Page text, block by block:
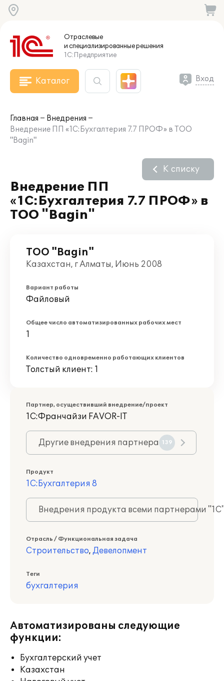
Отраслевые
и специализированныерешения
1С:Предприятие
Каталог Вход
Главная
Внедрения
Внедрение ПП «1С:Бухгалтерия 7.7 ПРОФ» в ТОО
"Bagin"
Внедрение ПП
«1С:Бухгалтерия 7.7 ПРОФ» в
ТОО "Bagin"
К списку
ТОО "Bagin"
Казахстан, г Алматы, Июнь 2008
Вариант работы
Файловый
Общее число автоматизированных рабочих мест
1
Количество одновременно работающих клиентов
Толстый клиент: 1
Партнер, осуществивший внедрение/проект
1С:Франчайзи FAVOR-IT
Другие внедрения партнера 139
Продукт
1С:Бухгалтерия 8
Внедрения продукта всеми партнерами
Отрасль / Функциональная задача
Строительство, Девелопмент
Теги
бухгалтерия
Автоматизированы следующие
функции:
Бухгалтерский учет
Казахстан